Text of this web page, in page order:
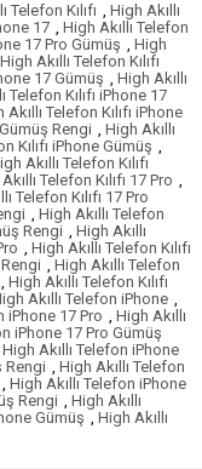
Telefon Kılıfı , High Akıllı
17 , High Akıllı Telefon
17 Pro Gümüş , High
High Akıllı Telefon Kılıfı
17 Gümüş , High Akıllı
Telefon Kılıfı iPhone 17
Akıllı Telefon Kılıfı iPhone
Rengi , High Akıllı
Kılıfı iPhone Gümüş ,
Akıllı Telefon Kılıfı
Telefon Kılıfı 17 Pro ,
Telefon Kılıfı 17 Pro
, High Akıllı Telefon
Rengi , High Akıllı
, High Akıllı Telefon Kılıfı
Rengi , High Akıllı Telefon
, High Akıllı Telefon Kılıfı
Akıllı Telefon iPhone ,
iPhone 17 Pro , High Akıllı
iPhone 17 Pro Gümüş
High Akıllı Telefon iPhone
Rengi , High Akıllı Telefon
, High Akıllı Telefon iPhone
Rengi , High Akıllı
Gümüş , High Akıllı